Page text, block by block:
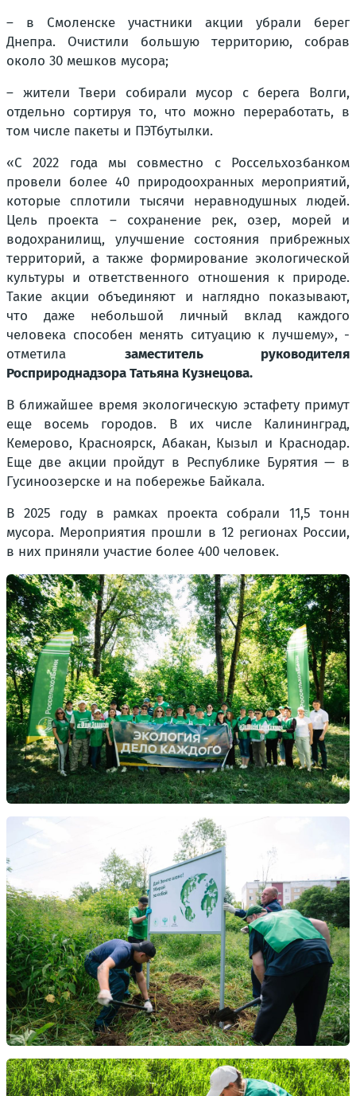
– в Смоленске участники акции убрали берег
Днепра. Очистили большую территорию, собрав
около 30 мешков мусора;
– жители Твери собирали мусор с берега Волги,
отдельно сортируя то, что можно переработать, в
том числе пакеты и ПЭТбутылки.
«С 2022 года мы совместно с Россельхозбанком
провели более 40 природоохранных мероприятий,
которые сплотили тысячи неравнодушных людей.
Цель проекта – сохранение рек, озер, морей и
водохранилищ, улучшение состояния прибрежных
территорий, а также формирование экологической
культуры и ответственного отношения к природе.
Такие акции объединяют и наглядно показывают,
что даже небольшой личный вклад каждого
человека способен менять ситуацию к лучшему», -
отметила заместитель руководителя
Росприроднадзора Татьяна Кузнецова.
В ближайшее время экологическую эстафету примут
еще восемь городов. В их числе Калининград,
Кемерово, Красноярск, Абакан, Кызыл и Краснодар.
Еще две акции пройдут в Республике Бурятия — в
Гусиноозерске и на побережье Байкала.
В 2025 году в рамках проекта собрали 11,5 тонн
мусора. Мероприятия прошли в 12 регионах России,
в них приняли участие более 400 человек.